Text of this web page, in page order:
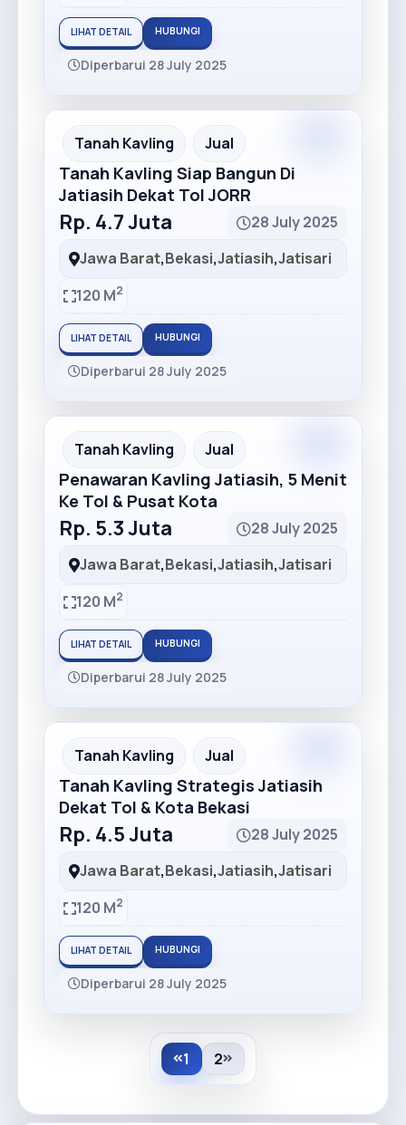
LIHAT DETAIL HUBUNGI
Diperbarui 28 July 2025
Recommended
Tanah Kavling Jual
Tanah Kavling Siap Bangun Di
Jatiasih Dekat Tol JORR
Rp. 4.7 Juta
28 July 2025
Jawa Barat,Bekasi,Jatiasih,Jatisari
120 M2
LIHAT DETAIL HUBUNGI
Diperbarui 28 July 2025
Recommended
Tanah Kavling Jual
Penawaran Kavling Jatiasih, 5 Menit
Ke Tol & Pusat Kota
Rp. 5.3 Juta
28 July 2025
Jawa Barat,Bekasi,Jatiasih,Jatisari
120 M2
LIHAT DETAIL HUBUNGI
Diperbarui 28 July 2025
Recommended
Tanah Kavling Jual
Tanah Kavling Strategis Jatiasih
Dekat Tol & Kota Bekasi
Rp. 4.5 Juta
28 July 2025
Jawa Barat,Bekasi,Jatiasih,Jatisari
120 M2
LIHAT DETAIL HUBUNGI
Diperbarui 28 July 2025
1 2